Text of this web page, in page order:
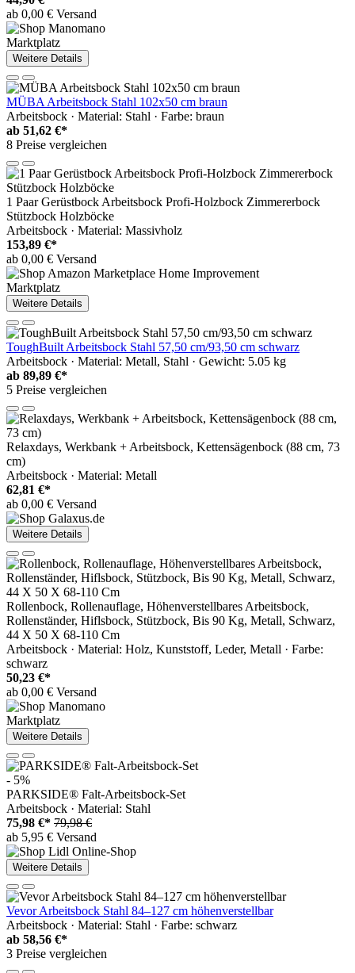
ab 0,00 € Versand
Marktplatz
Weitere Details
MÜBA Arbeitsbock Stahl 102x50 cm braun
Arbeitsbock · Material: Stahl · Farbe: braun
ab 51,62 €*
8 Preise vergleichen
1 Paar Gerüstbock Arbeitsbock Profi-Holzbock Zimmererbock
Stützbock Holzböcke
Arbeitsbock · Material: Massivholz
153,89 €*
ab 0,00 € Versand
Marktplatz
Weitere Details
ToughBuilt Arbeitsbock Stahl 57,50 cm/93,50 cm schwarz
Arbeitsbock · Material: Metall, Stahl · Gewicht: 5.05 kg
ab 89,89 €*
5 Preise vergleichen
Relaxdays, Werkbank + Arbeitsbock, Kettensägenbock (88 cm, 73
cm)
Arbeitsbock · Material: Metall
62,81 €*
ab 0,00 € Versand
Weitere Details
Rollenbock, Rollenauflage, Höhenverstellbares Arbeitsbock,
Rollenständer, Hiflsbock, Stützbock, Bis 90 Kg, Metall, Schwarz,
44 X 50 X 68-110 Cm
Arbeitsbock · Material: Holz, Kunststoff, Leder, Metall · Farbe:
schwarz
50,23 €*
ab 0,00 € Versand
Marktplatz
Weitere Details
- 5%
PARKSIDE® Falt-Arbeitsbock-Set
Arbeitsbock · Material: Stahl
75,98 €* 79,98 €
ab 5,95 € Versand
Weitere Details
Vevor Arbeitsbock Stahl 84–127 cm höhenverstellbar
Arbeitsbock · Material: Stahl · Farbe: schwarz
ab 58,56 €*
3 Preise vergleichen